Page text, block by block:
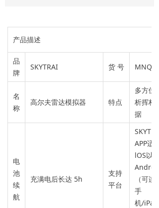
产品描述
品
牌
SKYTRAI 货 号 MNQ013
名
称
高尔夫雷达模拟器 特点
多方位分
析挥杆数
据
电
池
续
航
充满电后长达 5h
支持
平台
APP适用
lOS以及
Android
（可连接
手
机/iPad/